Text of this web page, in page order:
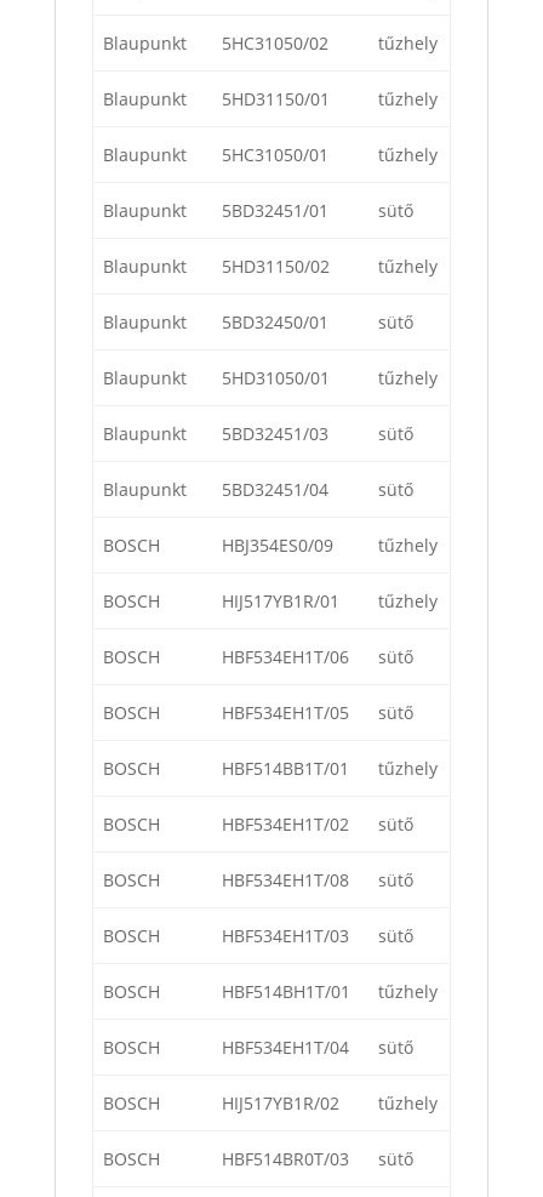
Blaupunkt 5HC31050/02 tűzhely
Blaupunkt 5HD31150/01 tűzhely
Blaupunkt 5HC31050/01 tűzhely
Blaupunkt 5BD32451/01 sütő
Blaupunkt 5HD31150/02 tűzhely
Blaupunkt 5BD32450/01 sütő
Blaupunkt 5HD31050/01 tűzhely
Blaupunkt 5BD32451/03 sütő
Blaupunkt 5BD32451/04 sütő
BOSCH HBJ354ES0/09 tűzhely
BOSCH HIJ517YB1R/01 tűzhely
BOSCH HBF534EH1T/06 sütő
BOSCH HBF534EH1T/05 sütő
BOSCH HBF514BB1T/01 tűzhely
BOSCH HBF534EH1T/02 sütő
BOSCH HBF534EH1T/08 sütő
BOSCH HBF534EH1T/03 sütő
BOSCH HBF514BH1T/01 tűzhely
BOSCH HBF534EH1T/04 sütő
BOSCH HIJ517YB1R/02 tűzhely
BOSCH HBF514BR0T/03 sütő